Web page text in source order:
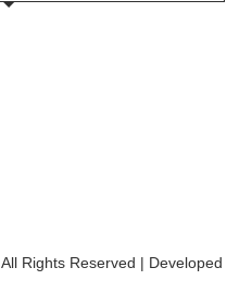
All Rights Reserved | Developed